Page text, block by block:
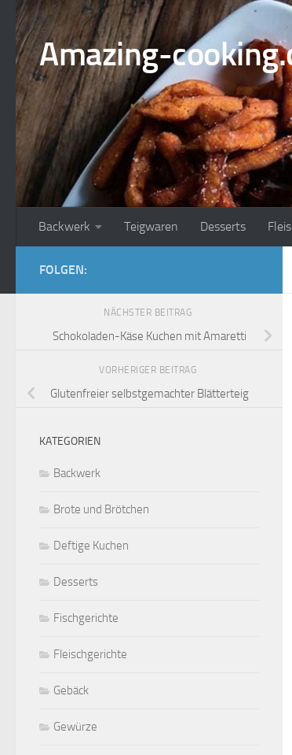
Zum Inhalt springen
Amazing-
Backwerk Teigwaren Desserts
FOLGEN:
NÄCHSTER BEITRAG
Schokoladen-Käse Kuchen mit Amaretti
VORHERIGER BEITRAG
Glutenfreier selbstgemachter Blätterteig
KATEGORIEN
Backwerk
Brote und Brötchen
Deftige Kuchen
Desserts
Fischgerichte
Fleischgerichte
Gebäck
Gewürze